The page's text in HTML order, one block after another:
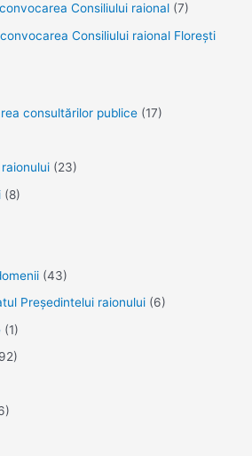
Consiliului raional (7)
Consiliului raional Florești
consultărilor publice (17)
(23)
(8)
(43)
Președintelui raionului (6)
(1)